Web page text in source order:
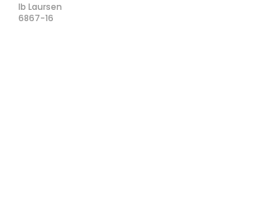
Ib Laursen
6867-16